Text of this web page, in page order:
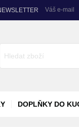
Váš e-mail
DOPLŇKY DO